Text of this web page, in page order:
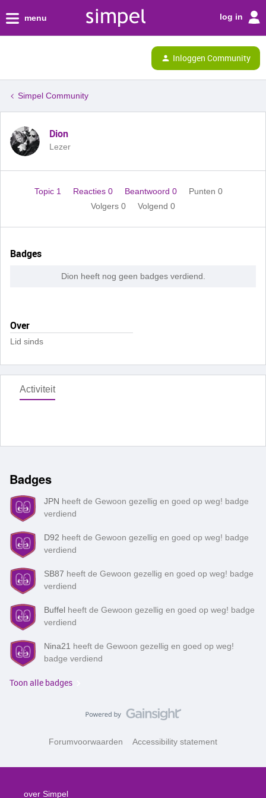
menu log in
Inloggen Community
Simpel Community
Dion
Lezer
Topic 1 Reacties 0 Beantwoord 0
Punten 0
Volgers 0 Volgend 0
Badges
Dion heeft nog geen badges verdiend.
Over
Lid sinds
Activiteit
Badges
JPN heeft de Gewoon gezellig en goed op weg! badge
verdiend
D92 heeft de Gewoon gezellig en goed op weg! badge
verdiend
SB87 heeft de Gewoon gezellig en goed op weg! badge
verdiend
Buffel heeft de Gewoon gezellig en goed op weg! badge
verdiend
Nina21 heeft de Gewoon gezellig en goed op weg!
badge verdiend
Toon alle badges
Forumvoorwaarden Accessibility statement
over Simpel